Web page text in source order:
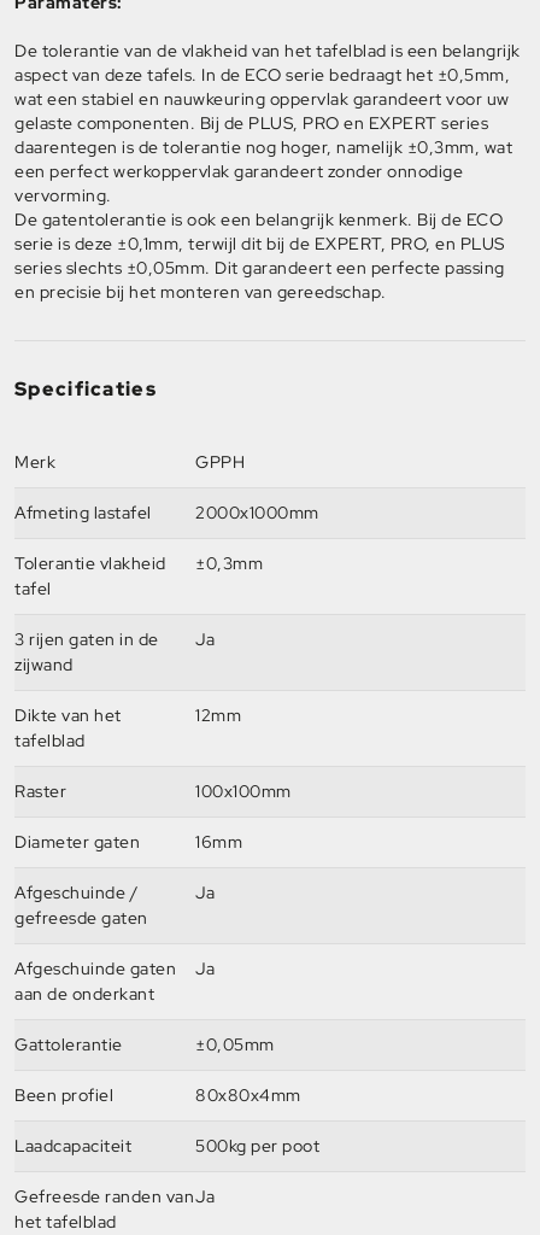
De tolerantie van de vlakheid van het tafelblad is een belangrijk
aspect van deze tafels. In de ECO serie bedraagt het ±0,5mm,
wat een stabiel en nauwkeuring oppervlak garandeert voor uw
gelaste componenten. Bij de PLUS, PRO en EXPERT series
daarentegen is de tolerantie nog hoger, namelijk ±0,3mm, wat
een perfect werkoppervlak garandeert zonder onnodige
vervorming.
De gatentolerantie is ook een belangrijk kenmerk. Bij de ECO
serie is deze ±0,1mm, terwijl dit bij de EXPERT, PRO, en PLUS
series slechts ±0,05mm. Dit garandeert een perfecte passing
en precisie bij het monteren van gereedschap.
Specificaties
Merk GPPH
Afmeting lastafel 2000x1000mm
Tolerantie vlakheid
tafel
±0,3mm
3 rijen gaten in de
zijwand
Ja
Dikte van het
tafelblad
12mm
Raster 100x100mm
Diameter gaten 16mm
Afgeschuinde /
gefreesde gaten
Ja
Afgeschuinde gaten
aan de onderkant
Ja
Gattolerantie ±0,05mm
Been profiel 80x80x4mm
Laadcapaciteit 500kg per poot
Gefreesde randen van
het tafelblad
Ja